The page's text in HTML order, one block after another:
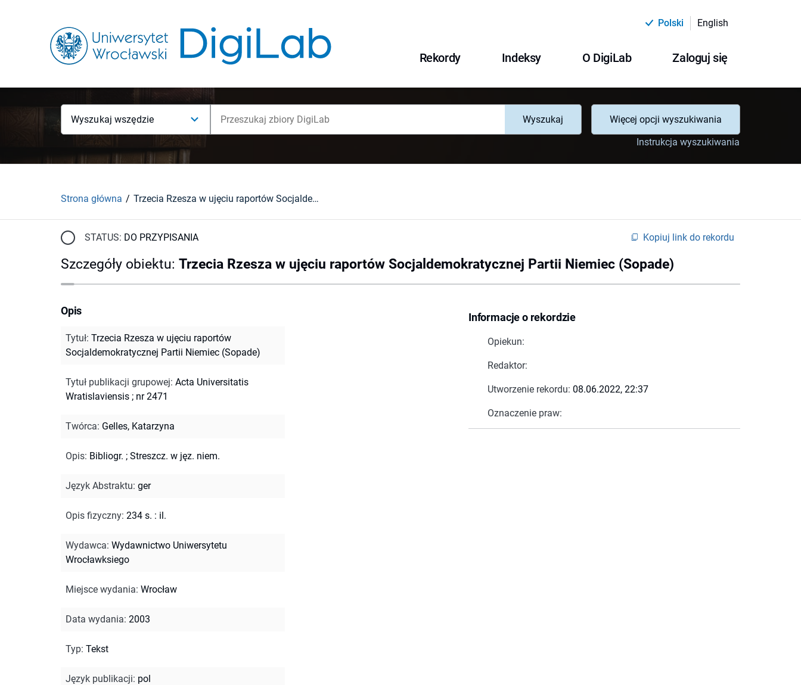
Polski English
Rekordy Indeksy O DigiLab Zaloguj się
Wyszukaj wszędzie Wyszukaj
Więcej opcji wyszukiwania
Instrukcja wyszukiwania
Strona główna Trzecia Rzesza w ujęciu raportów Socjaldemokratycznej Partii Niemiec (Sopade)
STATUS: DO PRZYPISANIA Kopiuj link do rekordu
Szczegóły obiektu: Trzecia Rzesza w ujęciu raportów Socjaldemokratycznej Partii Niemiec (Sopade)
Informacje o rekordzie
Opiekun:
Redaktor:
Utworzenie rekordu: 08.06.2022, 22:37
Oznaczenie praw:
Opis
Tytuł: Trzecia Rzesza w ujęciu raportów
Socjaldemokratycznej Partii Niemiec (Sopade)
Tytuł publikacji grupowej: Acta Universitatis
Wratislaviensis ; nr 2471
Twórca: Gelles, Katarzyna
Opis: Bibliogr. ; Streszcz. w jęz. niem.
Język Abstraktu: ger
Opis fizyczny: 234 s. : il.
Wydawca: Wydawnictwo Uniwersytetu
Wrocławksiego
Miejsce wydania: Wrocław
Data wydania: 2003
Typ: Tekst
Język publikacji: pol